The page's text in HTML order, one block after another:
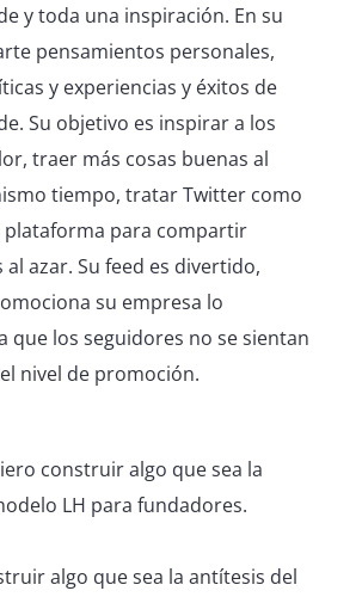
y toda una inspiración. En su
pensamientos personales,
y experiencias y éxitos de
Su objetivo es inspirar a los
traer más cosas buenas al
tiempo, tratar Twitter como
plataforma para compartir
azar. Su feed es divertido,
su empresa lo
que los seguidores no se sientan
nivel de promoción.
construir algo que sea la
LH para fundadores.
algo que sea la antítesis del